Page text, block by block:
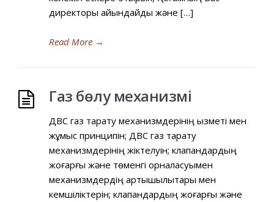
директоры айқындайды және […]
Read More →
Газ бөлу механизмі
ДВС газ тарату механизмдерінің қызметі мен
жұмыс принципін; ДВС газ тарату
механизмдерінің жіктелуін; клапандардың
жоғарғы және төменгі орналасуымен
механизмдердің артықшылықтары мен
кемшіліктерін; клапандардың жоғарғы және